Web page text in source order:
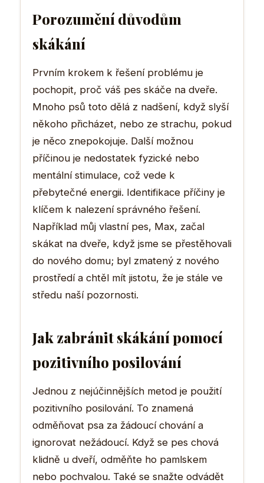
Porozumění důvodům
skákání
Prvním krokem k řešení problému je
pochopit, proč váš pes skáče na dveře.
Mnoho psů toto dělá z nadšení, když slyší
někoho přicházet, nebo ze strachu, pokud
je něco znepokojuje. Další možnou
příčinou je nedostatek fyzické nebo
mentální stimulace, což vede k
přebytečné energii. Identifikace příčiny je
klíčem k nalezení správného řešení.
Například můj vlastní pes, Max, začal
skákat na dveře, když jsme se přestěhovali
do nového domu; byl zmatený z nového
prostředí a chtěl mít jistotu, že je stále ve
středu naší pozornosti.
Jak zabránit skákání pomocí
pozitivního posilování
Jednou z nejúčinnějších metod je použití
pozitivního posilování. To znamená
odměňovat psa za žádoucí chování a
ignorovat nežádoucí. Když se pes chová
klidně u dveří, odměňte ho pamlskem
nebo pochvalou. Také se snažte odvádět